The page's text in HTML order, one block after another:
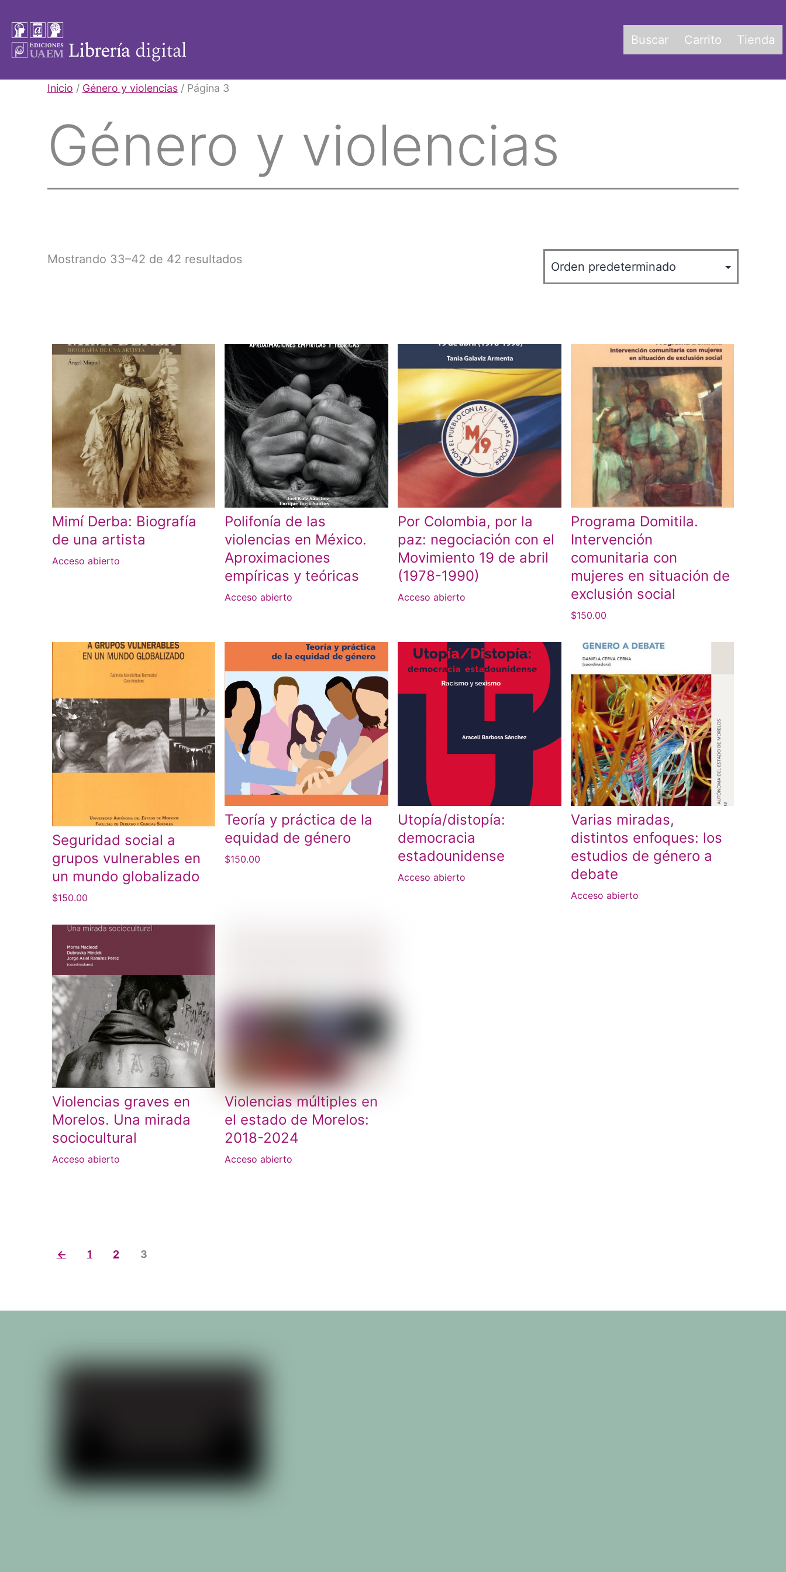
contenido
Libros
Buscar Carrito Tienda
Inicio / Género y violencias/ Página 3
Género y violencias
Mostrando 33–42 de 42 resultados
Mimí Derba: Biografía
de una artista
Acceso abierto
Polifonía de las
violencias en México.
Aproximaciones
empíricas y teóricas
Acceso abierto
Por Colombia, por la
paz: negociación con el
Movimiento 19 de abril
(1978-1990)
Acceso abierto
Programa Domitila.
Intervención
comunitaria con
mujeres en situación de
exclusión social
$150.00
Seguridad social a
grupos vulnerables en
un mundo globalizado
$150.00
Teoría y práctica de la
equidad de género
$150.00
Utopía/distopía:
democracia
estadounidense
Acceso abierto
Varias miradas,
distintos enfoques: los
estudios de género a
debate
Acceso abierto
Violencias graves en
Morelos. Una mirada
sociocultural
Acceso abierto
Violencias múltiples en
el estado de Morelos:
2018-2024
Acceso abierto
← 1 2 3